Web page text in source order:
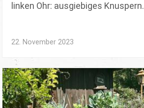
linken Ohr: ausgiebiges Knuspern.
22. November 2023